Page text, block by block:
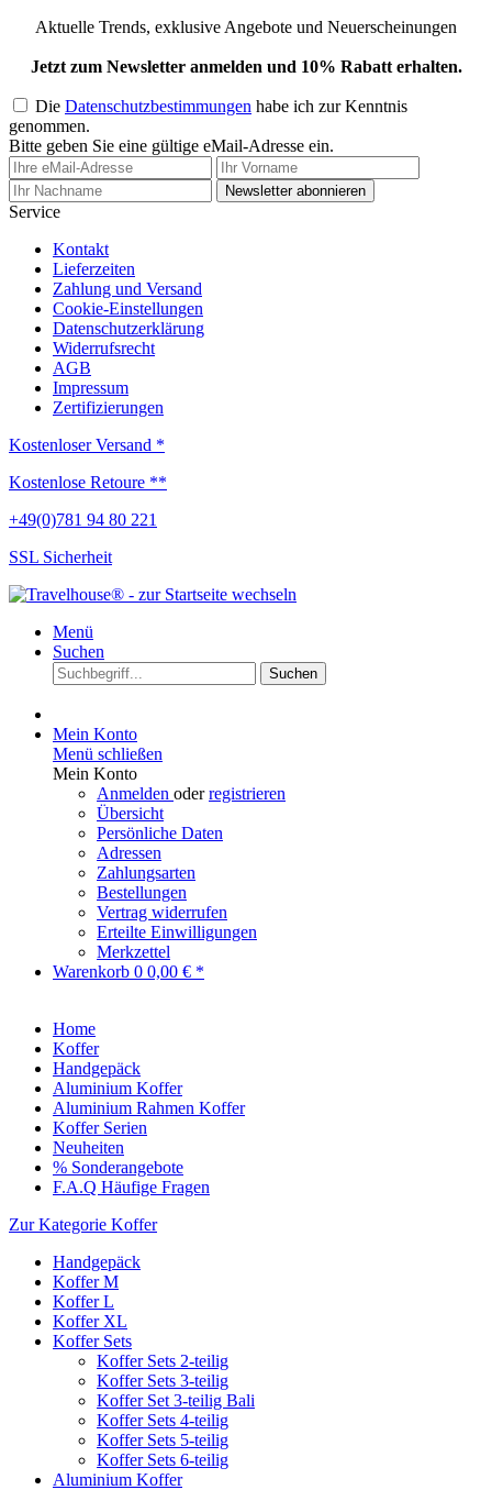
Aktuelle Trends, exklusive Angebote und Neuerscheinungen
Jetzt zum Newsletter anmelden und 10% Rabatt erhalten.
Die Datenschutzbestimmungen habe ich zur Kenntnis
genommen.
Bitte geben Sie eine gültige eMail-Adresse ein.
Newsletter abonnieren
Service
Kontakt
Lieferzeiten
Zahlung und Versand
Cookie-Einstellungen
Datenschutzerklärung
Widerrufsrecht
AGB
Impressum
Zertifizierungen
Kostenloser Versand *
Kostenlose Retoure **
+49(0)781 94 80 221
SSL Sicherheit
Menü
Suchen
Suchen
Mein Konto
Menü schließen
Mein Konto
Anmelden oderregistrieren
Übersicht
Persönliche Daten
Adressen
Zahlungsarten
Bestellungen
Vertrag widerrufen
Erteilte Einwilligungen
Merkzettel
Warenkorb 0 0,00 € *
Home
Koffer
Handgepäck
Aluminium Koffer
Aluminium Rahmen Koffer
Koffer Serien
Neuheiten
% Sonderangebote
F.A.Q Häufige Fragen
Zur Kategorie Koffer
Handgepäck
Koffer M
Koffer L
Koffer XL
Koffer Sets
Koffer Sets 2-teilig
Koffer Sets 3-teilig
Koffer Set 3-teilig Bali
Koffer Sets 4-teilig
Koffer Sets 5-teilig
Koffer Sets 6-teilig
Aluminium Koffer